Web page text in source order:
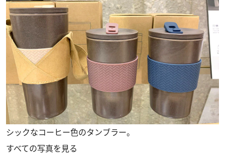
シックなコーヒー色のタンブラー。
すべての写真を見る